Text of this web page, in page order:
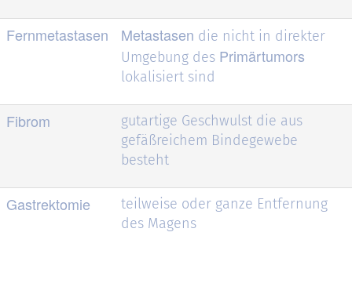
Fernmetastasen Metastasen die nicht in direkter
Umgebung des Primärtumors
lokalisiert sind
Fibrom
gutartige Geschwulst die aus
gefäßreichem Bindegewebe
besteht
Gastrektomie
teilweise oder ganze Entfernung
des Magens